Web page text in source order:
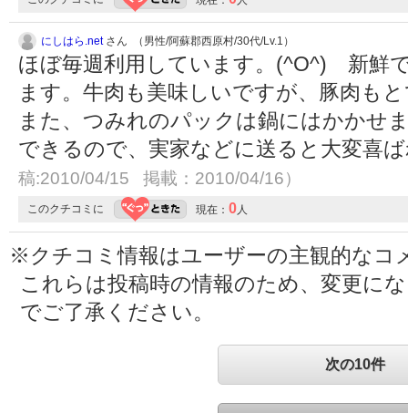
にしはら.netさん （男性/阿蘇郡西原村/30代/Lv.1）
ほぼ毎週利用しています。(^O^) 新鮮
ます。牛肉も美味しいですが、豚肉も
また、つみれのパックは鍋にはかかせ
できるので、実家などに送ると大変喜
稿:2010/04/15 掲載：2010/04/16）
このクチコミに 現在： 0 人
※クチコミ情報はユーザーの主観的なコ
これらは投稿時の情報のため、変更に
でご了承ください。
次の10件